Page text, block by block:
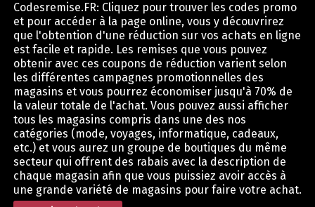
Codesremise.FR: Cliquez pour trouver les codes promo
et pour accéder à la page online, vous y découvrirez
que l'obtention d'une réduction sur vos achats en ligne
est facile et rapide. Les remises que vous pouvez
obtenir avec ces coupons de réduction varient selon
les différentes campagnes promotionnelles des
magasins et vous pourrez économiser jusqu'à 70% de
la valeur totale de l'achat. Vous pouvez aussi afficher
tous les magasins compris dans une des nos
catégories (mode, voyages, informatique, cadeaux,
etc.) et vous aurez un groupe de boutiques du même
secteur qui offrent des rabais avec la description de
chaque magasin afin que vous puissiez avoir accès à
une grande variété de magasins pour faire votre achat.